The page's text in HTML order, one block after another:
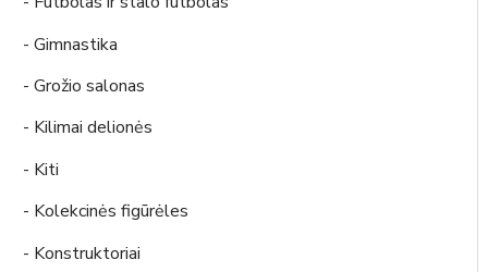
- Gimnastika
- Grožio salonas
- Kilimai delionės
- Kiti
- Kolekcinės figūrėles
- Konstruktoriai